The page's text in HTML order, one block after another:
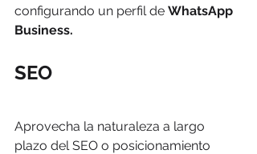
configurando un perfil de WhatsApp
Business.
SEO
Aprovecha la naturaleza a largo
plazo del SEO o posicionamiento